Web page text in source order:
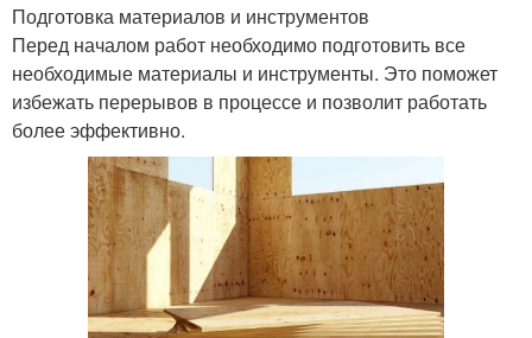
Подготовка материалов и инструментов
Перед началом работ необходимо подготовить все
необходимые материалы и инструменты. Это поможет
избежать перерывов в процессе и позволит работать
более эффективно.